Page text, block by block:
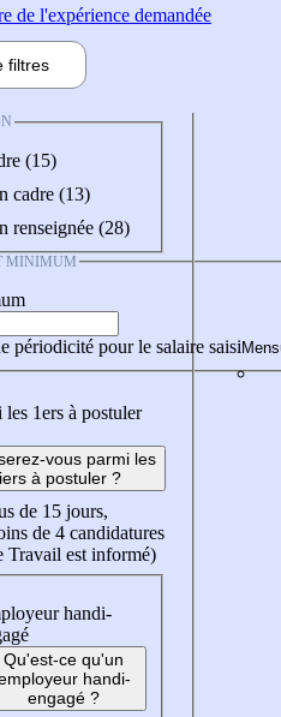
de l'expérience demandée
filtres
(15)
cadre (13)
renseignée (28)
MINIMUM
périodicité pour le salaire saisi
les 1ers à postuler
vous parmi les
à postuler ?
de 15 jours,
de 4 candidatures
Travail est informé)
handi-
Qu'est-ce qu'un
handi-
engagé ?